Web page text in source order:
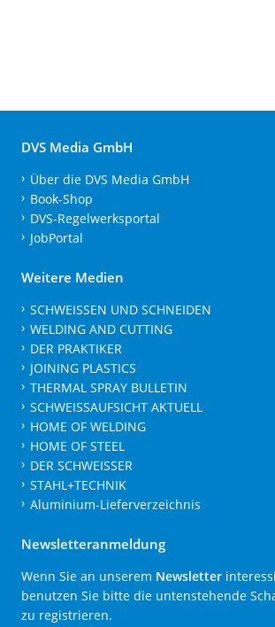
DVS Media GmbH
Über die DVS Media GmbH
Book-Shop
DVS-Regelwerksportal
JobPortal
Weitere Medien
SCHWEISSEN UND SCHNEIDEN
WELDING AND CUTTING
DER PRAKTIKER
JOINING PLASTICS
THERMAL SPRAY BULLETIN
SCHWEISSAUFSICHT AKTUELL
HOME OF WELDING
HOME OF STEEL
DER SCHWEISSER
STAHL+TECHNIK
Aluminium-Lieferverzeichnis
Newsletteranmeldung
Wenn Sie an unserem Newsletter
benutzen Sie bitte die untenstehende
zu registrieren.